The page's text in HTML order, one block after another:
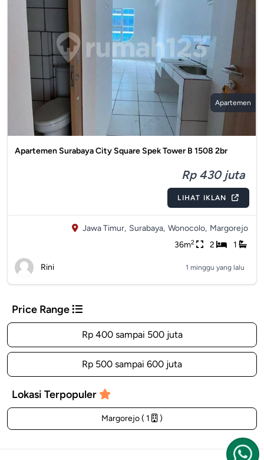
Apartemen
Apartemen Surabaya City Square Spek Tower B 1508 2br
Rp 430 juta
LIHAT IKLAN
Jawa Timur, Surabaya, Wonocolo, Margorejo
36m2 2 1
Rini 1 minggu yang lalu
Price Range
Rp 400 sampai 500 juta
Rp 500 sampai 600 juta
Lokasi Terpopuler
Margorejo ( 1 )